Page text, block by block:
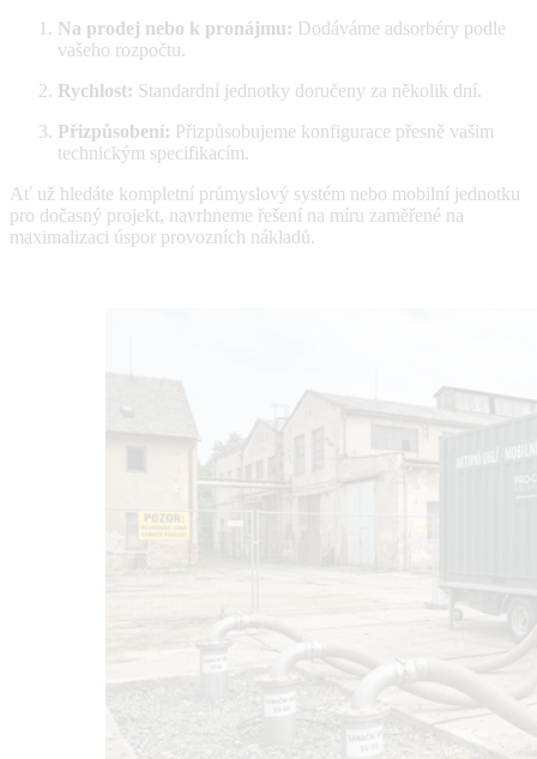
Na prodej nebo k pronájmu: Dodáváme adsorbéry podle
vašeho rozpočtu.
Rychlost: Standardní jednotky doručeny za několik dní.
Přizpůsobení: Přizpůsobujeme konfigurace přesně vašim
technickým specifikacím.
Ať už hledáte kompletní průmyslový systém nebo mobilní jednotku
pro dočasný projekt, navrhneme řešení na míru zaměřené na
maximalizaci úspor provozních nákladů.